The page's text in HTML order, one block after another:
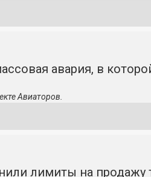
авария, в
Авиаторов.
лимиты на продажу